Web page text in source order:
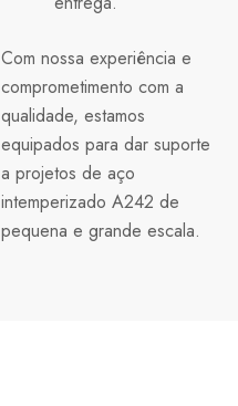
Com nossa experiência e
comprometimento com a
qualidade, estamos
equipados para dar suporte
a projetos de aço
intemperizado A242 de
pequena e grande escala.